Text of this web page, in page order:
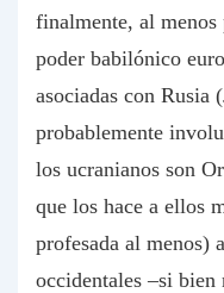
finalmente, al menos
poder babilónico
asociadas con Rusia
probablemente
los ucranianos son
que los hace a ellos
profesada al menos)
occidentales –si bien